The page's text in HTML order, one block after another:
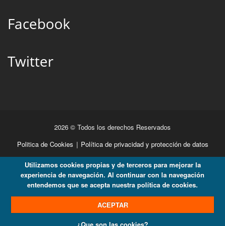
Facebook
Twitter
2026 © Todos los derechos Reservados
Politica de Cookies | Política de privacidad y protección de datos
Utilizamos cookies propias y de terceros para mejorar la
experiencia de navegación. Al continuar con la navegación
entendemos que se acepta nuestra política de cookies.
ACEPTAR